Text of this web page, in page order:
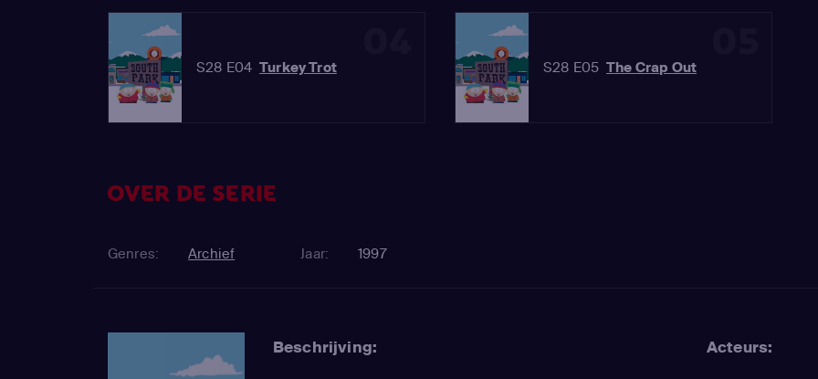
S28 E04 Turkey Trot S28 E05 The Crap Out
OVER DE SERIE
Genres: Archief Jaar: 1997
Beschrijving: Acteurs: